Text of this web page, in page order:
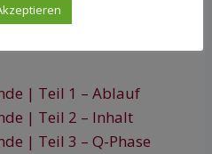
SV – Stunde
| Teil 1 – Ablauf
| Teil 2 – Inhalt
| Teil 3 – Q-Phase